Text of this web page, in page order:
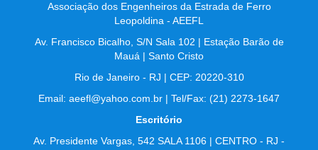
Associação dos Engenheiros da Estrada de Ferro
Leopoldina - AEEFL
Av. Francisco Bicalho, S/N Sala 102 | Estação Barão de
Mauá | Santo Cristo
Rio de Janeiro - RJ | CEP: 20220-310
Email: aeefl@yahoo.com.br | Tel/Fax: (21) 2273-1647
Escritório
Av. Presidente Vargas, 542 SALA 1106 | CENTRO - RJ -